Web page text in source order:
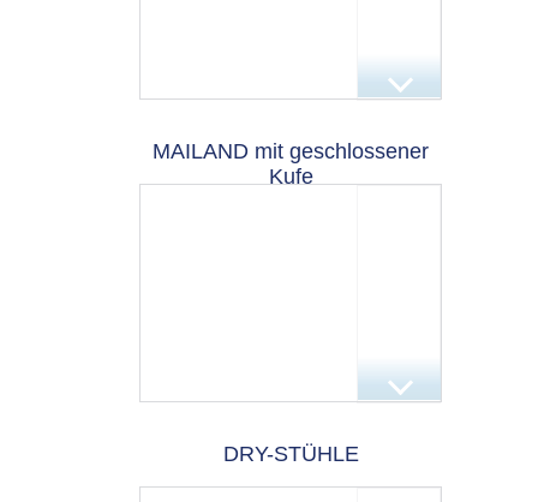
MAILAND mit geschlossener
Kufe
DRY-STÜHLE